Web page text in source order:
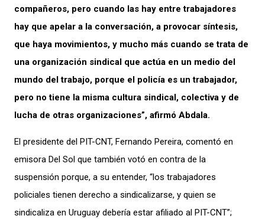
compañeros, pero cuando las hay entre trabajadores
hay que apelar a la conversación, a provocar síntesis,
que haya movimientos, y mucho más cuando se trata de
una organización sindical que actúa en un medio del
mundo del trabajo, porque el policía es un trabajador,
pero no tiene la misma cultura sindical, colectiva y de
lucha de otras organizaciones”, afirmó Abdala.
El presidente del PIT-CNT, Fernando Pereira, comentó en
emisora Del Sol que también votó en contra de la
suspensión porque, a su entender, “los trabajadores
policiales tienen derecho a sindicalizarse, y quien se
sindicaliza en Uruguay debería estar afiliado al PIT-CNT”;